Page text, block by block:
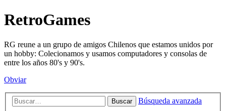
RetroGames
RG reune a un grupo de amigos Chilenos que estamos unidos por
un hobby: Colecionamos y usamos computadores y consolas de
entre los años 80's y 90's.
Obviar
Buscar Búsqueda avanzada